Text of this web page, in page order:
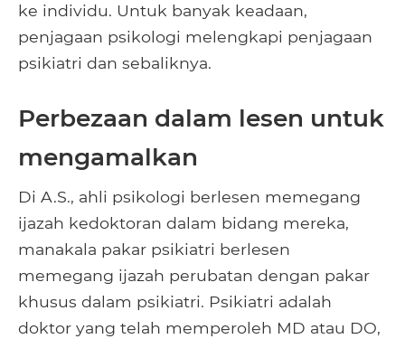
ke individu. Untuk banyak keadaan,
penjagaan psikologi melengkapi penjagaan
psikiatri dan sebaliknya.
Perbezaan dalam lesen untuk
mengamalkan
Di A.S., ahli psikologi berlesen memegang
ijazah kedoktoran dalam bidang mereka,
manakala pakar psikiatri berlesen
memegang ijazah perubatan dengan pakar
khusus dalam psikiatri. Psikiatri adalah
doktor yang telah memperoleh MD atau DO,